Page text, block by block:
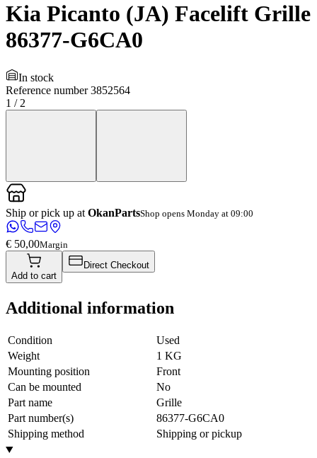
Kia Picanto (JA) Facelift Grille
86377-G6CA0
In stock
Reference number 3852564
1 / 2
Ship or pick up at OkanPartsShop opens Monday at 09:00
€ 50,00Margin
Add to cart
Direct Checkout
Additional information
Condition
Used
Weight
1 KG
Mounting position
Front
Can be mounted
No
Part name
Grille
Part number(s)
86377-G6CA0
Shipping method
Shipping or pickup